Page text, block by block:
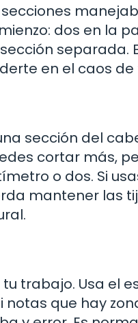
dos en la
separada.
en el caos
sección del
cortar más,
o dos. Si
mantener las
trabajo. Usa el
que hay